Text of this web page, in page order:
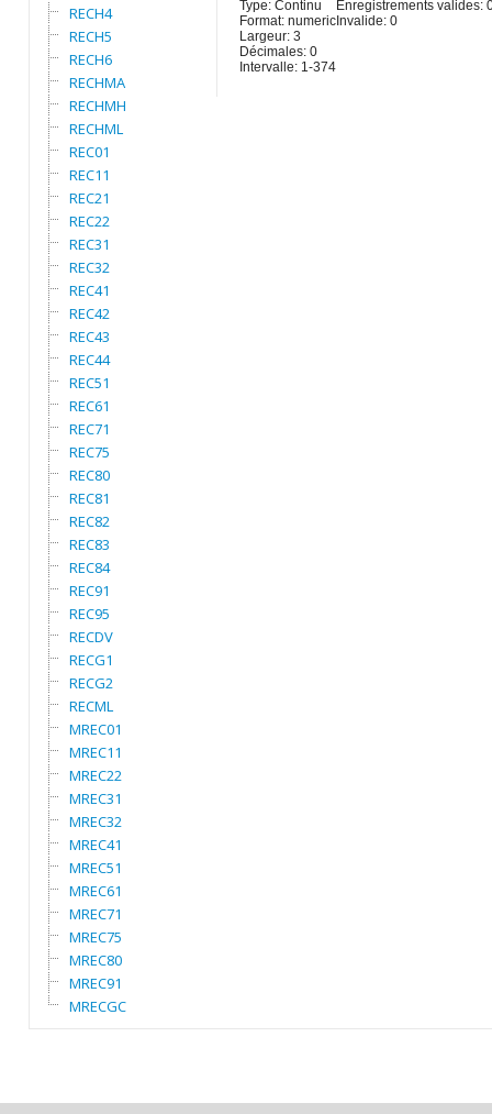
RECH4
RECH5
RECH6
RECHMA
RECHMH
RECHML
REC01
REC11
REC21
REC22
REC31
REC32
REC41
REC42
REC43
REC44
REC51
REC61
REC71
REC75
REC80
REC81
REC82
REC83
REC84
REC91
REC95
RECDV
RECG1
RECG2
RECML
MREC01
MREC11
MREC22
MREC31
MREC32
MREC41
MREC51
MREC61
MREC71
MREC75
MREC80
MREC91
MRECGC
Type: Continu
Format: numeric
Largeur: 3
Décimales: 0
Intervalle: 1-374
Enregistrements valides:
Invalide: 0